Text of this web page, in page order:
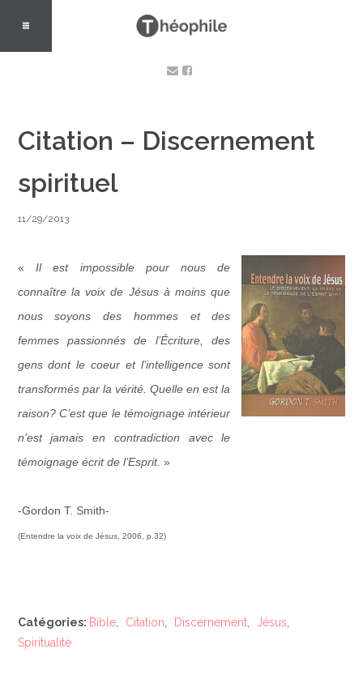
Citation – Discernement
spirituel
11/29/2013
« Il est impossible pour nous de
connaître la voix de Jésus à moins que
nous soyons des hommes et des
femmes passionnés de l’Écriture, des
gens dont le coeur et l’intelligence sont
transformés par la vérité. Quelle en est la
raison? C’est que le témoignage intérieur
n’est jamais en contradiction avec le
témoignage écrit de l’Esprit. »
-Gordon T. Smith-
(Entendre la voix de Jésus, 2006, p.32)
Catégories: Bible, Citation Discernement, Jésus
Spiritualité